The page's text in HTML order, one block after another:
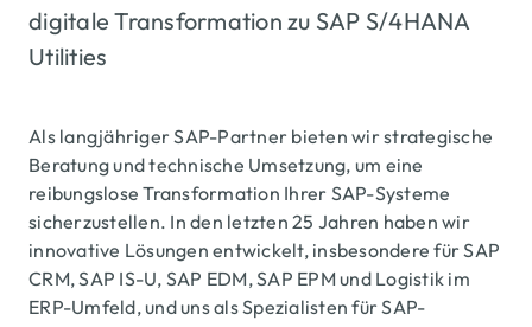
digitale Transformation zu SAP S/4HANA
Utilities
Als langjähriger SAP-Partner bieten wir strategische
Beratung und technische Umsetzung, um eine
reibungslose Transformation Ihrer SAP-Systeme
sicherzustellen. In den letzten 25 Jahren haben wir
innovative Lösungen entwickelt, insbesondere für SAP
CRM, SAP IS-U, SAP EDM, SAP EPM und Logistik im
ERP-Umfeld, und uns als Spezialisten für SAP-